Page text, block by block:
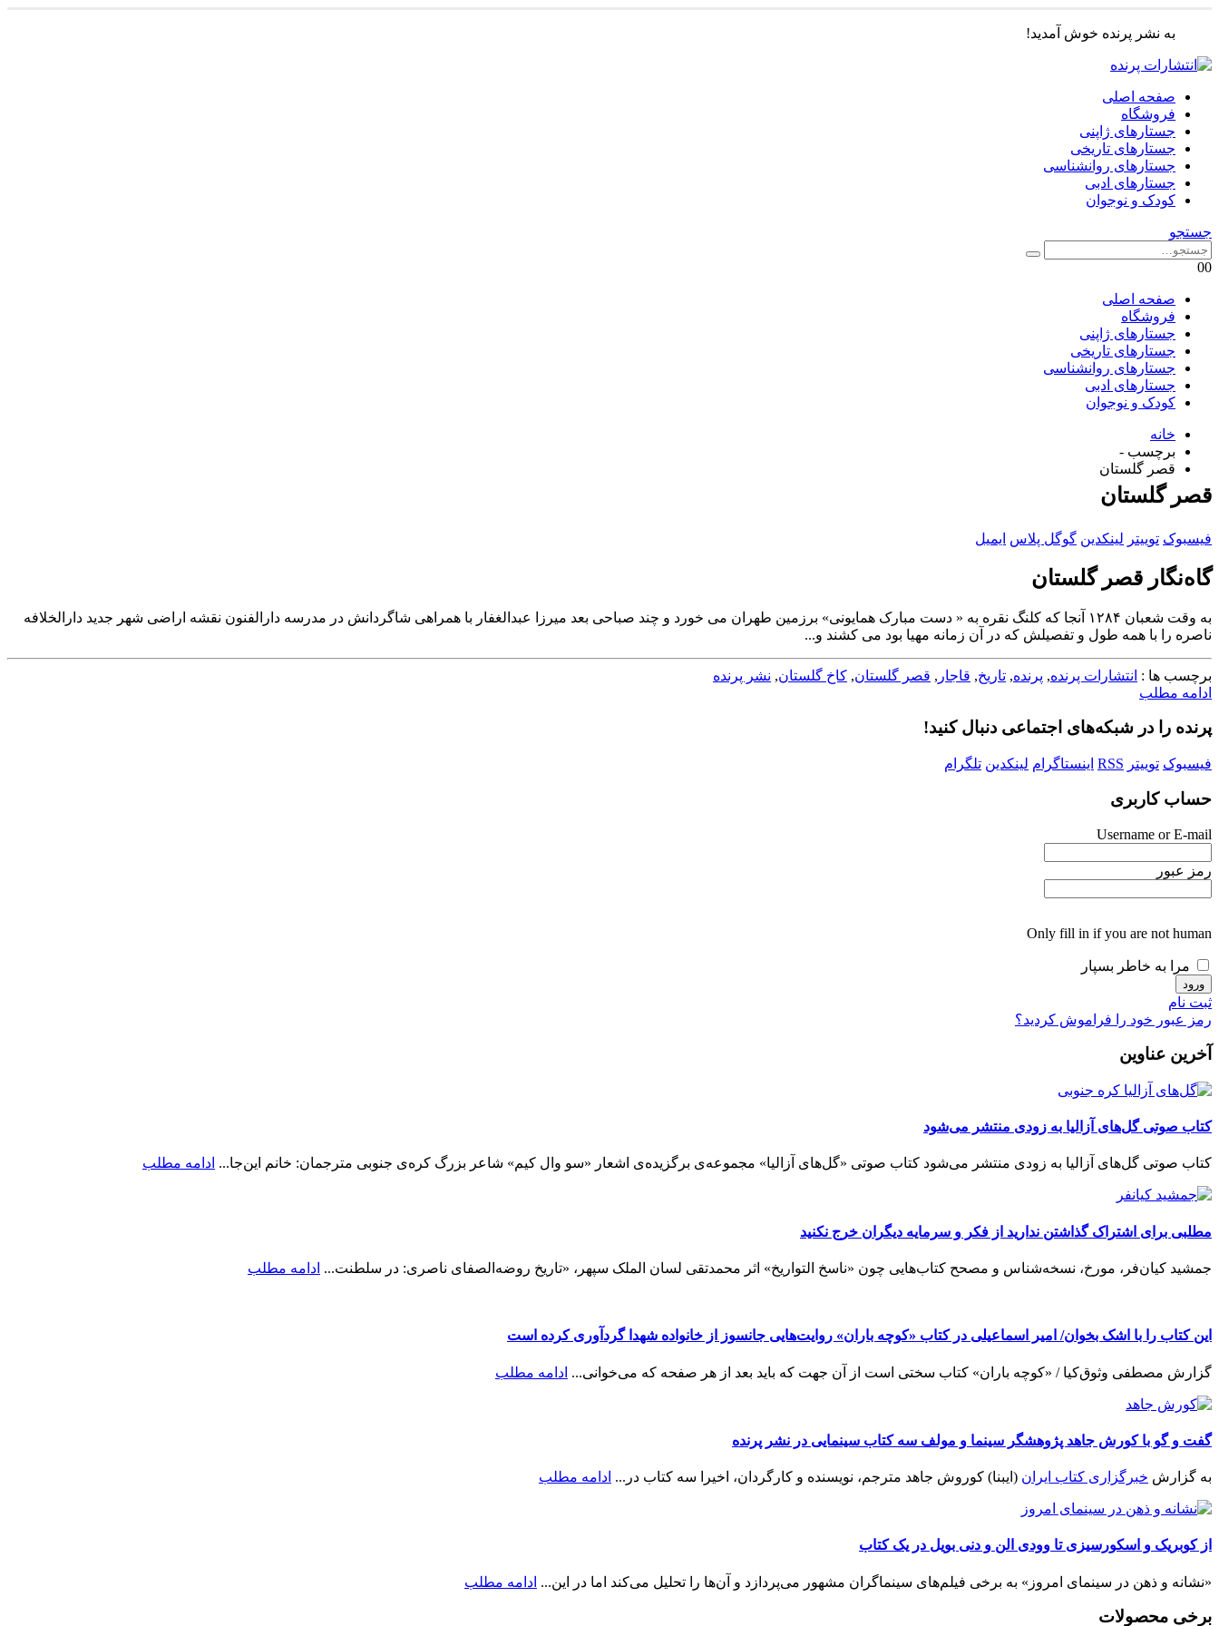
به نشر پرنده خوش آمدید!
صفحه اصلی
فروشگاه
جستارهای ژاپنی
جستارهای تاریخی
جستارهای روانشناسی
جستارهای ادبی
کودک و نوجوان
جستجو
00
صفحه اصلی
فروشگاه
جستارهای ژاپنی
جستارهای تاریخی
جستارهای روانشناسی
جستارهای ادبی
کودک و نوجوان
خانه
برچسب -
قصر گلستان
قصر گلستان
فیسبوک توییتر لینکدین گوگل پلاس ایمیل
گاه‌نگار قصر گلستان
به وقت شعبان ۱۲۸۴ آنجا که کلنگ نقره به « دست مبارک همایونی» برزمین طهران می خورد و چند صباحی بعد میرزا عبدالغفار با همراهی شاگردانش در مدرسه دارالفنون نقشه اراضی شهر جدید دارالخلافه
ناصره را با همه طول و تفصیلش که در آن زمانه مهیا بود می کشند و...
برچسب ها : انتشارات پرنده, پرنده, تاریخ, قاجار , قصر گلستان, کاخ گلستان, نشر پرنده
ادامه مطلب
پرنده را در شبکه‌های اجتماعی دنبال کنید!
فیسبوک توییتر RSS اینستاگرام لینکدین تلگرام
حساب کاربری
Username or E-mail
رمز عبور
Only fill in if you are not human
مرا به خاطر بسپار
ثبت نام
رمز عبور خود را فراموش کردید؟
آخرین عناوین
کتاب صوتی گل‌های آزالیا به زودی منتشر می‌شود
کتاب صوتی گل‌های آزالیا به زودی منتشر می‌شود کتاب صوتی «گل‌های آزالیا» مجموعه‌ی برگزیده‌ی اشعار «سو وال کیم» شاعر بزرگ کره‌ی جنوبی مترجمان: خانم این‌جا... ادامه مطلب
مطلبی برای اشتراک گذاشتن ندارید از فکر و سرمایه دیگران خرج نکنید
جمشید کیان‌فر، مورخ، نسخه‌شناس و مصحح کتاب‌هایی چون «ناسخ التواریخ» اثر محمدتقی لسان الملک سپهر، «تاریخ روضه‌الصفای ناصری: در سلطنت... ادامه مطلب
این کتاب را با اشک بخوان/ امیر اسماعیلی در کتاب «کوچه باران» روایت‌هایی جانسوز از خانواده شهدا گردآوری کرده است
گزارش مصطفی وثوق‌کیا / «کوچه باران» کتاب سختی است از آن جهت که باید بعد از هر صفحه که می‌خوانی... ادامه مطلب
گفت و گو با کورش جاهد پژوهشگر سینما و مولف سه کتاب سینمایی در نشر پرنده
به گزارش خبرگزاری کتاب ایران (ایبنا) کوروش جاهد مترجم، نویسنده و کارگردان، اخیرا سه کتاب در... ادامه مطلب
از کوبریک و اسکورسیزی تا وودی الن و دنی بویل در یک کتاب
«نشانه و ذهن در سینمای امروز» به برخی فیلم‌های سینماگران مشهور می‌پردازد و آن‌ها را تحلیل می‌کند اما در این... ادامه مطلب
برخی محصولات